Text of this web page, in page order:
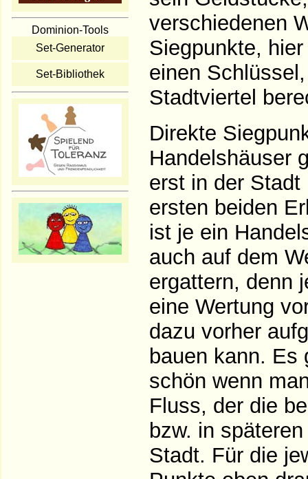
Dominion-Tools
Set-Generator
Set-Bibliothek
verschiedenen
Siegpunkte,
einen
Stadtviertel
Direkte
Handelshäuser
erst in der
ersten beiden
ist je ein
auch auf dem
ergattern, denn
eine Wertung
dazu vorher
bauen kann. Es
schön wenn
Fluss, der die
bzw. in
Stadt. Für die